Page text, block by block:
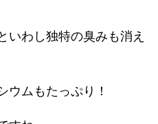
いわし独特の臭みも消え
ウムもたっぷり！